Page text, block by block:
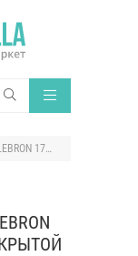
ИМ ШКОЛЫ В АКРОНЕ